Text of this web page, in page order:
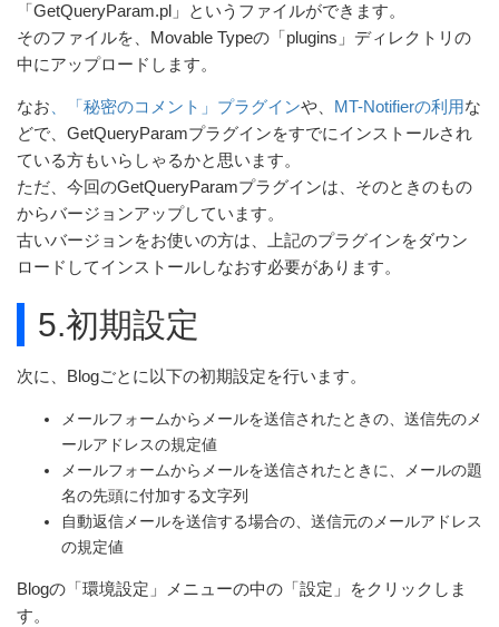
「GetQueryParam.pl」というファイルができます。
そのファイルを、Movable Typeの「plugins」ディレクトリの
中にアップロードします。
なお、「秘密のコメント」プラグインや、 MT-Notifierの利用な
どで、GetQueryParamプラグインをすでにインストールされ
ている方もいらしゃるかと思います。
ただ、今回のGetQueryParamプラグインは、そのときのもの
からバージョンアップしています。
古いバージョンをお使いの方は、上記のプラグインをダウン
ロードしてインストールしなおす必要があります。
5.初期設定
次に、Blogごとに以下の初期設定を行います。
メールフォームからメールを送信されたときの、送信先のメ
ールアドレスの規定値
メールフォームからメールを送信されたときに、メールの題
名の先頭に付加する文字列
自動返信メールを送信する場合の、送信元のメールアドレス
の規定値
Blogの「環境設定」メニューの中の「設定」をクリックしま
す。